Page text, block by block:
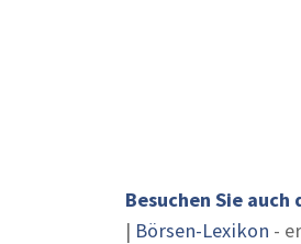
Besuchen Sie
| Börsen-Lexikon -